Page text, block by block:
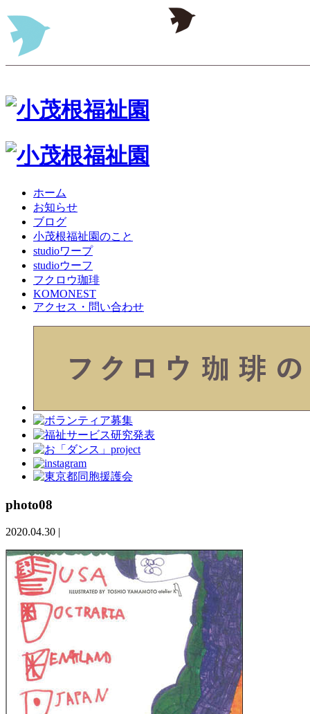
ホーム
お知らせ
ブログ
小茂根福祉園のこと
studioワープ
studioウーフ
フクロウ珈琲
KOMONEST
アクセス・問い合わせ
photo08
2020.04.30 |